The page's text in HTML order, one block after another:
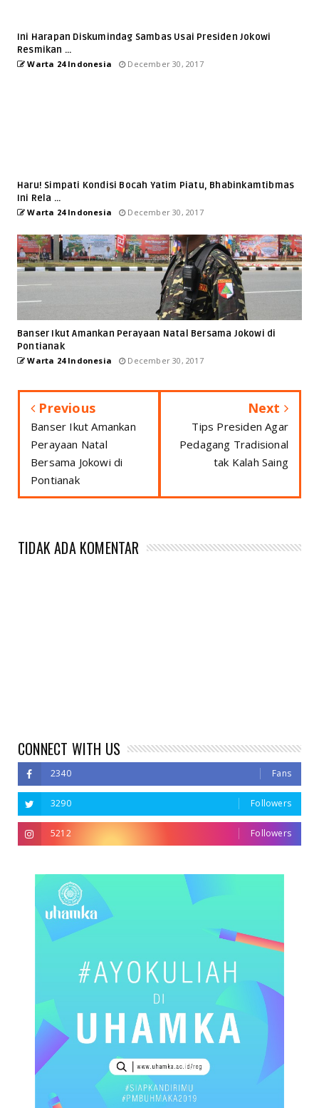
Ini Harapan Diskumindag Sambas Usai Presiden Jokowi
Resmikan ...
Warta 24 Indonesia December 30, 2017
Haru! Simpati Kondisi Bocah Yatim Piatu, Bhabinkamtibmas
Ini Rela ...
Warta 24 Indonesia December 30, 2017
Banser Ikut Amankan Perayaan Natal Bersama Jokowi di
Pontianak
Warta 24 Indonesia December 30, 2017
Previous
Banser Ikut Amankan
Perayaan Natal
Bersama Jokowi di
Pontianak
Next
Tips Presiden Agar
Pedagang Tradisional
tak Kalah Saing
TIDAK ADA KOMENTAR
CONNECT WITH US
2340 Fans
3290 Followers
5212 Followers